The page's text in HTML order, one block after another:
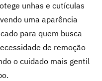
unhas e cutículas
uma aparência
para quem busca
de remoção
o cuidado mais gentil